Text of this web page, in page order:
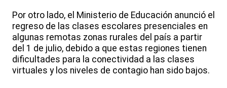
Por otro lado, el Ministerio de Educación anunció el
regreso de las clases escolares presenciales en
algunas remotas zonas rurales del país a partir
del 1 de julio, debido a que estas regiones tienen
dificultades para la conectividad a las clases
virtuales y los niveles de contagio han sido bajos.